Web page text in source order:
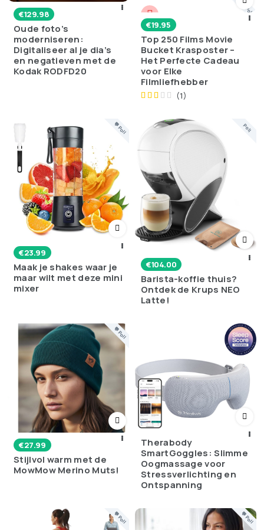
€129.98
Oude foto’s
moderniseren:
Digitaliseer al je dia’s
en negatieven met de
Kodak RODFD20
💬 Poll
€19.95
Top 250 Films Movie
Bucket Krasposter –
Het Perfecte Cadeau
voor Elke
Filmliefhebber
(1)
💬 Poll
€23.99
Maak je shakes waar je
maar wilt met deze mini
mixer
Poll
€104.00
Barista-koffie thuis?
Ontdek de Krups NEO
Latte!
💬 Poll
€27.99
Stijlvol warm met de
MowMow Merino Muts!
Therabody
SmartGoggles: Slimme
Oogmassage voor
Stressverlichting en
Ontspanning
💬 Poll 💬 Poll